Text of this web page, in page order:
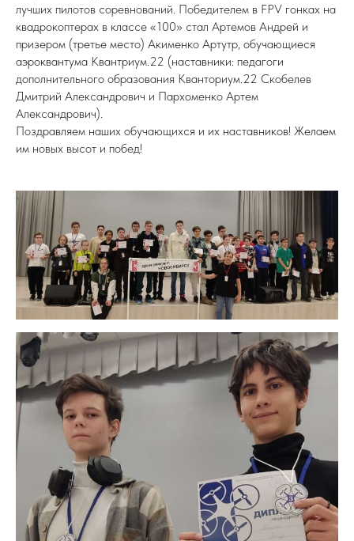
лучших пилотов соревнований. Победителем в FPV гонках на
квадрокоптерах в классе «100» стал Артемов Андрей и
призером (третье место) Акименко Артутр, обучающиеся
аэроквантума Квантриум.22 (наставники: педагоги
дополнительного образования Кванториум.22 Скобелев
Дмитрий Александрович и Пархоменко Артем
Александрович).
Поздравляем наших обучающихся и их наставников! Желаем
им новых высот и побед!